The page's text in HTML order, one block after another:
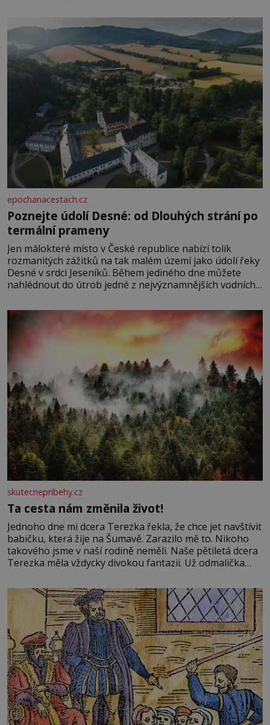
epochanacestach.cz
Poznejte údolí Desné: od Dlouhých strání po
termální prameny
Jen málokteré místo v České republice nabízí tolik
rozmanitých zážitků na tak malém území jako údolí řeky
Desné v srdci Jeseníků. Během jediného dne můžete
nahlédnout do útrob jedné z nejvýznamnějších vodních
se na koloběžce a den zakončit poznáváním památek ve
Velkých Losinách nebo v termálním
skutecnepribehy.cz
Ta cesta nám změnila život!
Jednoho dne mi dcera Terezka řekla, že chce jet navštívit
babičku, která žije na Šumavě. Zarazilo mě to. Nikoho
takového jsme v naší rodině neměli. Naše pětiletá dcera
Terezka měla vždycky divokou fantazii. Už odmalička
zdálo o jednorožcích, krásných princeznách, statečných
rytířích a létajících dracích.